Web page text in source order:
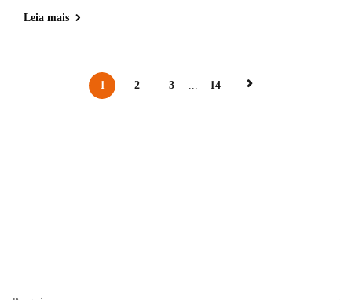
Leia mais
1 2 3 ... 14